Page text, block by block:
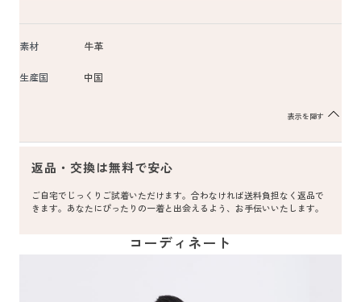
素材 牛革
生産国 中国
表示を隠す
返品・交換は無料で安心
ご自宅でじっくりご試着いただけます。合わなければ送料負担なく返品で
きます。あなたにぴったりの一着と出会えるよう、お手伝いいたします。
コーディネート